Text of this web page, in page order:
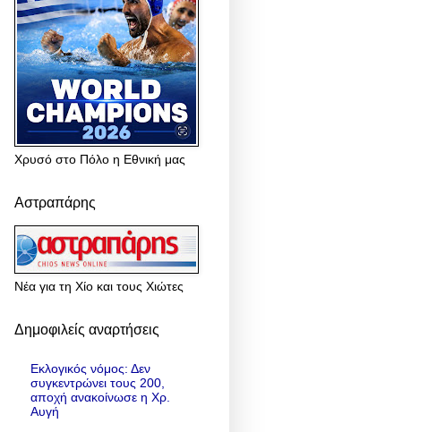
Χρυσό στο Πόλο η Εθνική μας
Αστραπάρης
Νέα για τη Χίο και τους Χιώτες
Δημοφιλείς αναρτήσεις
Εκλογικός νόμος: Δεν
συγκεντρώνει τους 200,
αποχή ανακοίνωσε η Χρ.
Αυγή